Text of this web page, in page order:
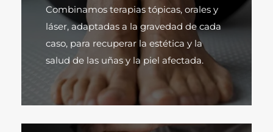
Combinamos terapias tópicas, orales y
láser, adaptadas a la gravedad de cada
caso, para recuperar la estética y la
salud de las uñas y la piel afectada.